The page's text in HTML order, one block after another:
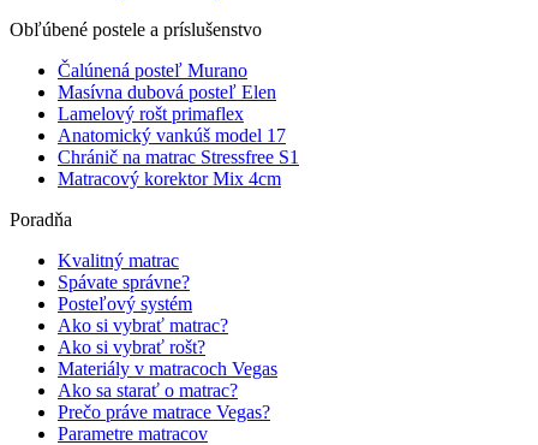
Obľúbené postele a príslušenstvo
Čalúnená posteľ Murano
Masívna dubová posteľ Elen
Lamelový rošt primaflex
Anatomický vankúš model 17
Chránič na matrac Stressfree S1
Matracový korektor Mix 4cm
Poradňa
Kvalitný matrac
Spávate správne?
Posteľový systém
Ako si vybrať matrac?
Ako si vybrať rošt?
Materiály v matracoch Vegas
Ako sa starať o matrac?
Prečo práve matrace Vegas?
Parametre matracov